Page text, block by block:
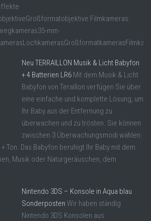
Filmkameras:
mm-
Neu TERRAILLON Musik & Licht Babyfon
+ 4 Batterien LR6 Mit dem Musik & Licht
Babyfon von Teraillon verfügen Sie über
eine einfache und komplette Lösung, um
Ihr Baby aus der Entfernung zu
überwachen und zu trösten. Sie können
zwischen 3 Überwachungsmodi wählen:
Ton. Das Babyfon beruhigt Ihr Baby mit dem
Musik oder Naturgeräuschen, dem
Nintendo 3DS – Konsole in Aqua blau
Sonderposten Wir haben ständig
Nintendo 3DS Konsolen aus